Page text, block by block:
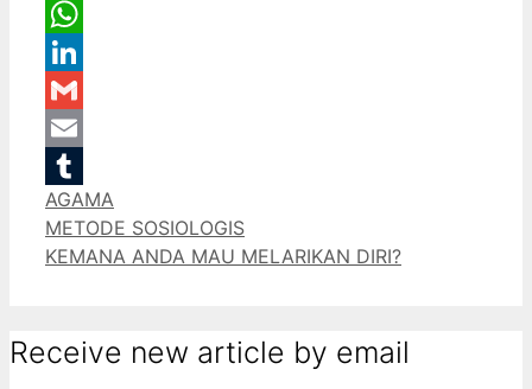
Message
WhatsApp
LinkedIn
Gmail
Email
Tumblr
Categories
AGAMA
METODE SOSIOLOGIS
KEMANA ANDA MAU MELARIKAN DIRI?
Receive new article by email